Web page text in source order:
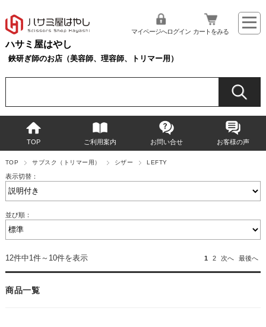
ハサミ屋はやし
鋏研ぎ師のお店（美容師、理容師、トリマー用）
マイページへログイン カートをみる
TOP ご利用案内 お問い合せ お客様の声
TOP サブスク（トリマー用） シザー LEFTY
表示切替：
並び順：
12件中1件～10件を表示 1 2 次へ 最後へ
商品一覧